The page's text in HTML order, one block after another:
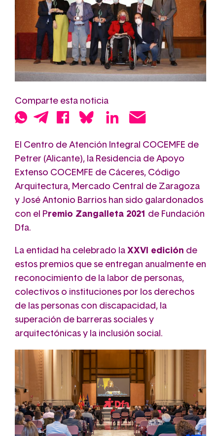
Comparte esta noticia
El Centro de Atención Integral COCEMFE de
Petrer (Alicante), la Residencia de Apoyo
Extenso COCEMFE de Cáceres, Código
Arquitectura, Mercado Central de Zaragoza
y José Antonio Barrios han sido galardonados
con el Premio Zangalleta 2021
de Fundación
Dfa.
La entidad ha celebrado la XXVI edición de
estos premios que se entregan anualmente en
reconocimiento de la labor de personas,
colectivos o instituciones por los derechos
de las personas con discapacidad, la
superación de barreras sociales y
arquitectónicas y la inclusión social.